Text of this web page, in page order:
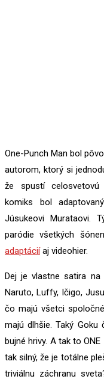
One-Punch Man bol
autorom, ktorý si
že spustí celosvetovú
komiks bol
Júsukeovi Murataovi.
paródie všetkých
adaptáciíaj videohier.
Dej je vlastne satira na
Naruto, Luffy, Ičigo,
čo majú všetci
majú dlhšie. Taký
bujné hrivy. A tak to
tak silný, že je totálne
triviálnu záchranu